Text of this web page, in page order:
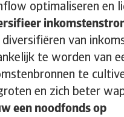
optimaliseren en
diversifiëren van
te worden van
te
en zich beter
een noodfonds op